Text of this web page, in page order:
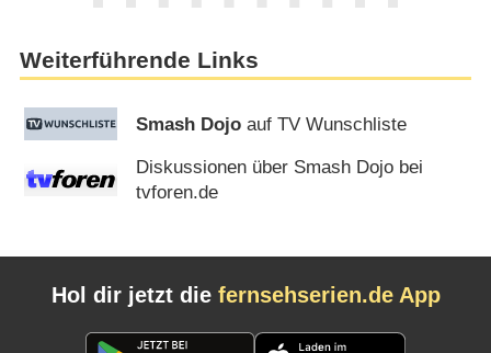
Weiterführende Links
Smash Dojo auf TV Wunschliste
Diskussionen über Smash Dojo bei
tvforen.de
Hol dir jetzt die fernsehserien.de App